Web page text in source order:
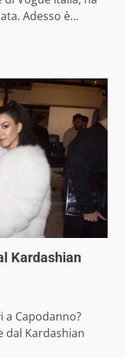
Adesso è...
Kardashian
a Capodanno?
dal Kardashian